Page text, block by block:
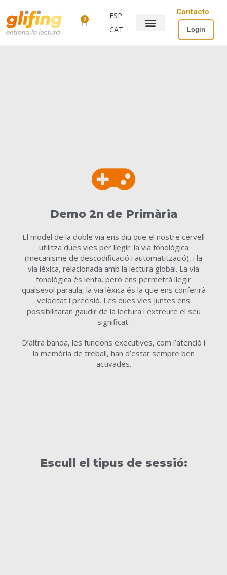
0
ESP
CAT
Contacto
Login
Demo 2n de Primària
El model de la doble via ens diu que el nostre cervell
utilitza dues vies per llegir: la via fonològica
(mecanisme de descodificació i automatització), i la
via lèxica, relacionada amb la lectura global. La via
fonològica és lenta, però ens permetrà llegir
qualsevol paraula, la via lèxica és la que ens conferirà
velocitat i precisió. Les dues vies juntes ens
possibilitaran gaudir de la lectura i extreure el seu
significat.
D’altra banda, les funcions executives, com l’atenció i
la memòria de treball, han d’estar sempre ben
activades.
Escull el tipus de sessió: